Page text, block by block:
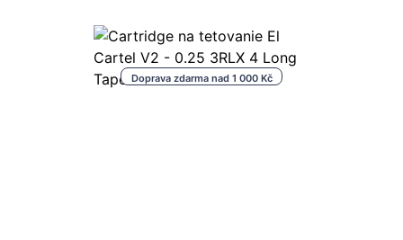
Doprava zdarma nad 1 000 Kč